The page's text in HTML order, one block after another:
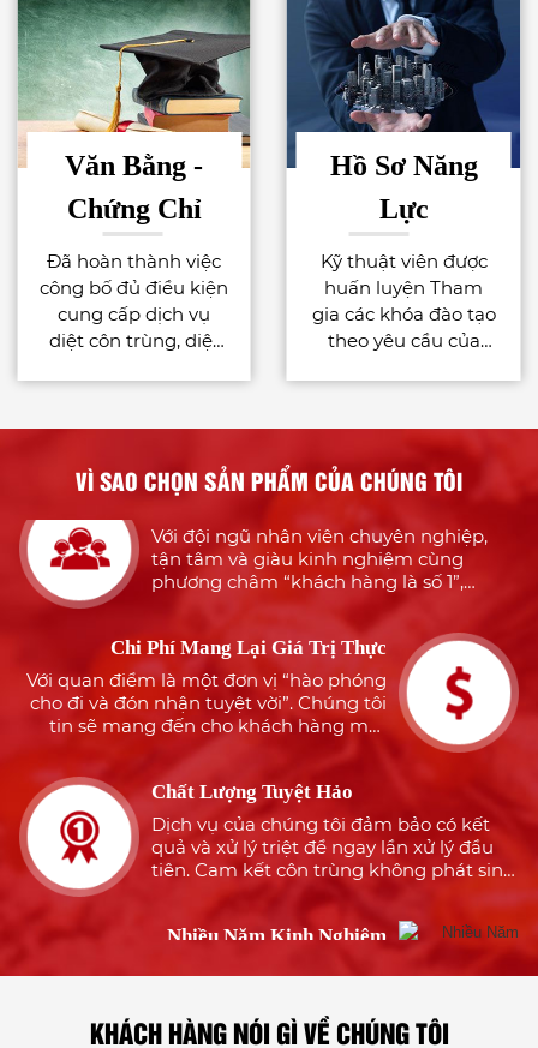
Văn Bằng -
Chứng Chỉ
Đã hoàn thành việc
công bố đủ điều kiện
cung cấp dịch vụ
diệt côn trùng, diệt
Hồ Sơ Năng
Lực
Kỹ thuật viên được
huấn luyện Tham
gia các khóa đào tạo
theo yêu cầu của
Pest Management
for the Food Industry
– AIB International. -
Authorised Installer
Certificate for Xterm
(Termite bait system)
– Sumitomo
Chemical Nhận thức
được nguồn nhân
lực là tài sản quý giá
của công ty, vì thế
Cty TNHH Môi
Trường Xanh Tiến
Trương đã cố gắng
tạo điều kiện cho đội
ngũ nhân viên tiếp
thu và học hỏi các
kiến thức trong và
ngoài nước trong
lĩnh kiểm soát dịch
hại.
VÌ SAO CHỌN SẢN PHẨM CỦA CHÚNG TÔI
Nhiều Năm Kinh Nghiệm
trong dịch vụ diệt côn trùng, khử khuẩn
khách hàng
Tận Tâm Với Khách Hàng
Với đội ngũ nhân viên chuyên nghiệp,
tận tâm và giàu kinh nghiệm cùng
phương châm “khách hàng là số 1”,
chúng tôi sẽ mang đến cho khách hàng
sự an tâm, hài lòng
Chi Phí Mang Lại Giá Trị Thực
Với quan điểm là một đơn vị “hào phóng
cho đi và đón nhận tuyệt vời”. Chúng tôi
tin sẽ mang đến cho khách hàng một
dịch vụ tuyệt hảo nhưng đảm bảo tiết
kiệm tối đa
Chất Lượng Tuyệt Hảo
Dịch vụ của chúng tôi đảm bảo có kết
quả và xử lý triệt để ngay lần xử lý đầu
tiên. Cam kết côn trùng không phát sinh
lại lần nữa
Nhiều Năm Kinh Nghiệm
Với đội ngũ nhiều năm kinh nghiệm
chắc chắn sẽ luôn làm làm hài lòng quý
KHÁCH HÀNG NÓI GÌ VỀ CHÚNG TÔI